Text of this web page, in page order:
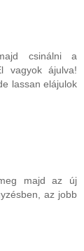
csinálni a
vagyok ájulva!
lassan elájulok
majd az új
az jobb